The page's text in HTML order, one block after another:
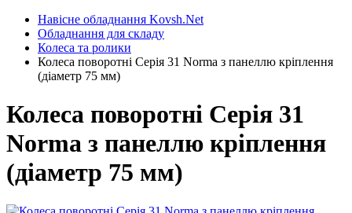
Навісне обладнання Kovsh.Net
Обладнання для складу
Колеса та ролики
Колеса поворотні Серія 31 Norma з панеллю кріплення
(діаметр 75 мм)
Колеса поворотні Серія 31
Norma з панеллю кріплення
(діаметр 75 мм)